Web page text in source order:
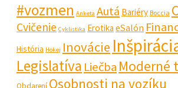
#vozmen Anketa Autá Bariéry Boccia
Cvičenie Cyklistika Erotika eSalón
História Hokej Inovácie
Legislatíva Liečba Moderné
Obdarení Osobnosti na vozíku